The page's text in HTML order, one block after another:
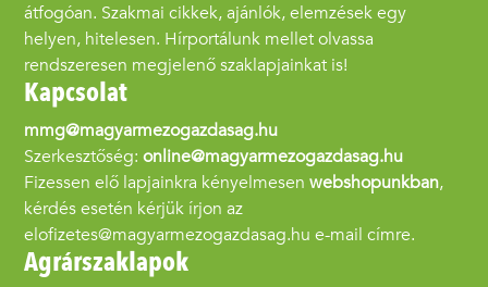
átfogóan. Szakmai cikkek, ajánlók, elemzések egy
helyen, hitelesen. Hírportálunk mellet olvassa
rendszeresen megjelenő szaklapjainkat is!
Kapcsolat
mmg@magyarmezogazdasag.hu
Szerkesztőség:online@magyarmezogazdasag.hu
Fizessen elő lapjainkra kényelmesenwebshopunkban,
kérdés esetén kérjük írjon az
elofizetes@magyarmezogazdasag.hu e-mail címre.
Agrárszaklapok